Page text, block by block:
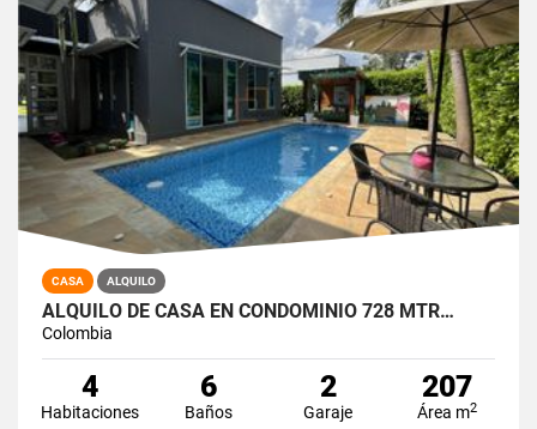
CASA ALQUILO
ALQUILO DE CASA EN CONDOMINIO 728 MTR…
Colombia
4
Habitaciones
6
Baños
2
Garaje
207
Área m2